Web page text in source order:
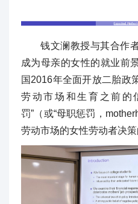
钱文澜教授与其合作
成为母亲的女性的就业前
国2016年全面开放二胎政
劳动市场和生育之前的
罚”（或“母职惩罚，
劳动市场的女性劳动者决策